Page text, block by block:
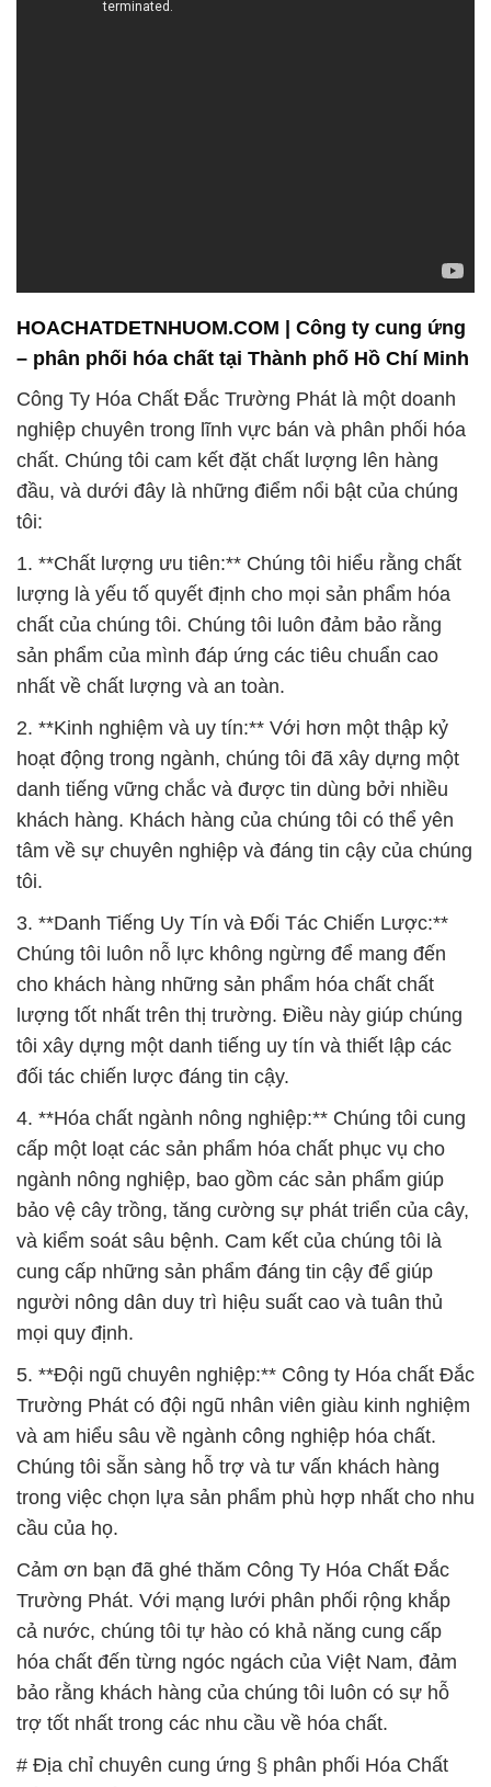
HOACHATDETNHUOM.COM | Công ty cung ứng
– phân phối hóa chất tại Thành phố Hồ Chí Minh
Công Ty Hóa Chất Đắc Trường Phát là một doanh
nghiệp chuyên trong lĩnh vực bán và phân phối hóa
chất. Chúng tôi cam kết đặt chất lượng lên hàng
đầu, và dưới đây là những điểm nổi bật của chúng
tôi:
1. **Chất lượng ưu tiên:** Chúng tôi hiểu rằng chất
lượng là yếu tố quyết định cho mọi sản phẩm hóa
chất của chúng tôi. Chúng tôi luôn đảm bảo rằng
sản phẩm của mình đáp ứng các tiêu chuẩn cao
nhất về chất lượng và an toàn.
2. **Kinh nghiệm và uy tín:** Với hơn một thập kỷ
hoạt động trong ngành, chúng tôi đã xây dựng một
danh tiếng vững chắc và được tin dùng bởi nhiều
khách hàng. Khách hàng của chúng tôi có thể yên
tâm về sự chuyên nghiệp và đáng tin cậy của chúng
tôi.
3. **Danh Tiếng Uy Tín và Đối Tác Chiến Lược:**
Chúng tôi luôn nỗ lực không ngừng để mang đến
cho khách hàng những sản phẩm hóa chất chất
lượng tốt nhất trên thị trường. Điều này giúp chúng
tôi xây dựng một danh tiếng uy tín và thiết lập các
đối tác chiến lược đáng tin cậy.
4. **Hóa chất ngành nông nghiệp:** Chúng tôi cung
cấp một loạt các sản phẩm hóa chất phục vụ cho
ngành nông nghiệp, bao gồm các sản phẩm giúp
bảo vệ cây trồng, tăng cường sự phát triển của cây,
và kiểm soát sâu bệnh. Cam kết của chúng tôi là
cung cấp những sản phẩm đáng tin cậy để giúp
người nông dân duy trì hiệu suất cao và tuân thủ
mọi quy định.
5. **Đội ngũ chuyên nghiệp:** Công ty Hóa chất Đắc
Trường Phát có đội ngũ nhân viên giàu kinh nghiệm
và am hiểu sâu về ngành công nghiệp hóa chất.
Chúng tôi sẵn sàng hỗ trợ và tư vấn khách hàng
trong việc chọn lựa sản phẩm phù hợp nhất cho nhu
cầu của họ.
Cảm ơn bạn đã ghé thăm Công Ty Hóa Chất Đắc
Trường Phát. Với mạng lưới phân phối rộng khắp
cả nước, chúng tôi tự hào có khả năng cung cấp
hóa chất đến từng ngóc ngách của Việt Nam, đảm
bảo rằng khách hàng của chúng tôi luôn có sự hỗ
trợ tốt nhất trong các nhu cầu về hóa chất.
# Địa chỉ chuyên cung ứng § phân phối Hóa Chất